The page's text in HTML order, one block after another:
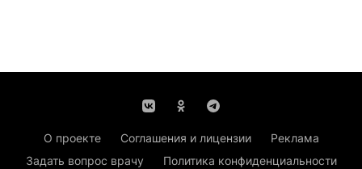
О проекте Соглашения и лицензии
Реклама
Задать вопрос врачу
Политика конфиденциальности